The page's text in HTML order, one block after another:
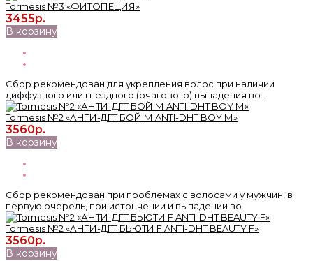
Tormesis №3 «ФИТОПЕЦИЯ»
3455р.
В корзину
Сбор рекомендован для укрепления волос при наличии
диффузного или гнездного (очагового) выпадения во..
Tormesis №2 «АНТИ-ДГТ БОЙ М ANTI-DHT BOY М»
3560р.
В корзину
Сбор рекомендован при проблемах с волосами у мужчин, в
первую очередь, при истончении и выпадении во..
Tormesis №2 «АНТИ-ДГТ БЬЮТИ F ANTI-DHT BEAUTY F»
3560р.
В корзину